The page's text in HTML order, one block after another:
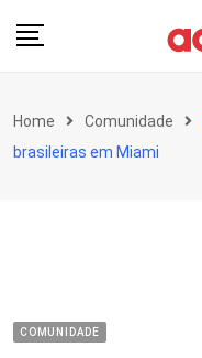
Home Comunidade
brasileiras em Miami
COMUNIDADE